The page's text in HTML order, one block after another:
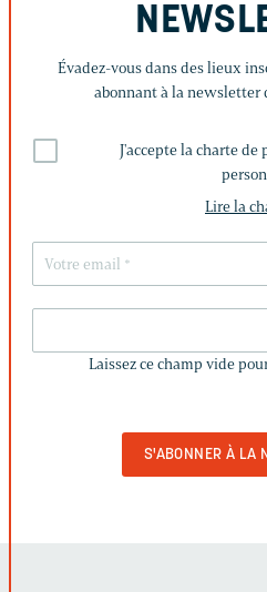
Évadez-vous dans des lieux
abonnant à la newsletter
J'accepte la charte de
Lire la
Laissez ce champ vide